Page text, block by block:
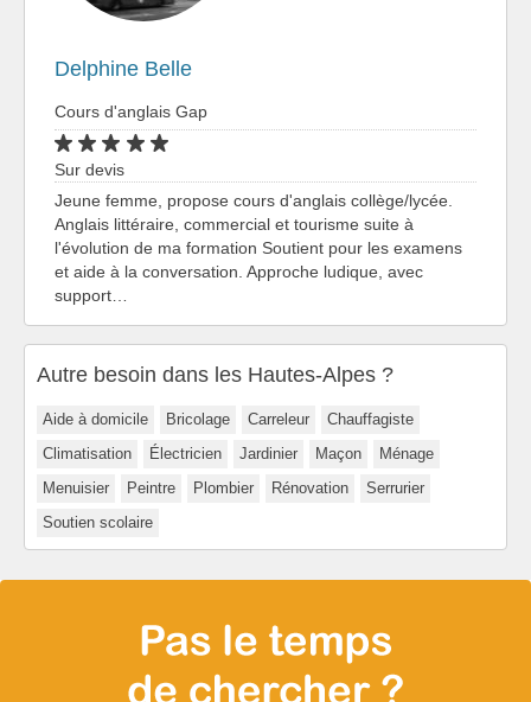
Delphine Belle
Cours d'anglais Gap
Sur devis
Jeune femme, propose cours d'anglais collège/lycée.
Anglais littéraire, commercial et tourisme suite à
l'évolution de ma formation Soutient pour les examens
et aide à la conversation. Approche ludique, avec
support…
Autre besoin dans les Hautes-Alpes ?
Aide à domicile Bricolage Carreleur
Chauffagiste
Climatisation
Électricien Jardinier Maçon
Ménage
Menuisier
Peintre Plombier Rénovation
Serrurier
Soutien scolaire